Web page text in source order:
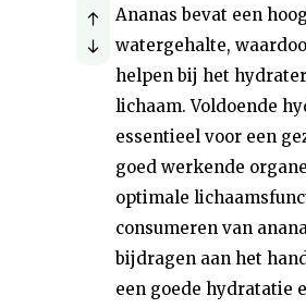
Ananas bevat een hoog
watergehalte,
helpen bij het
lichaam. Voldoende
essentieel voor een
goed werkende
optimale
consumeren van
bijdragen aan het
een goede hydratatie